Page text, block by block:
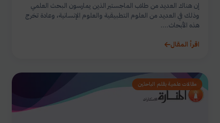
إن هناك العديد من طلاب الماجستير الذين يمارسون البحث العلمي
وذلك في العديد من العلوم التطبيقية والعلوم الإنسانية، وعادة تخرج
هذه الأبحاث....
اقرأ المقال
مقالات علمية بقلم الباحثين